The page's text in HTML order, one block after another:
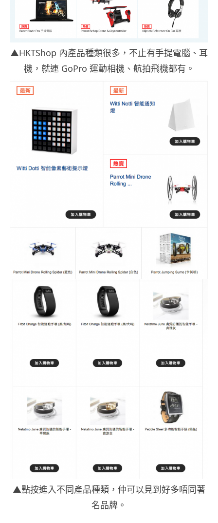
▲HKTShop 內產品種類很多，不止有手提電腦、耳
機，就連 GoPro 運動相機、航拍飛機都有。
▲點按進入不同產品種類，仲可以見到好多唔同著
名品牌。